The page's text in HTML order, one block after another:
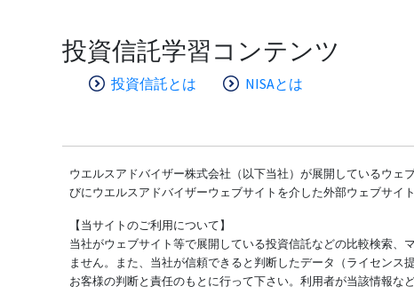
投資信託学習コンテンツ
投資信託とは NISAとは
ウエルスアドバイザー株式会社（以下当社）が展開しているウ
びにウエルスアドバイザーウェブサイトを介した外部ウェブサイ
【当サイトのご利用について】
当社がウェブサイト等で展開している投資信託などの比較検索
ません。また、当社が信頼できると判断したデータ（ライセン
お客様の判断と責任のもとに行って下さい。利用者が当該情報な